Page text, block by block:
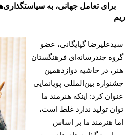
برای تعامل جهانی، به
گپایگانی، عضو
چندرسانه‌ای فرهنگستان
در حاشیه دوازدهمین
بین‌المللی پویانمایی
کرد: اینکه هنرمند ما
تولید ندارد غلط است،
هنرمند ما بر اساس